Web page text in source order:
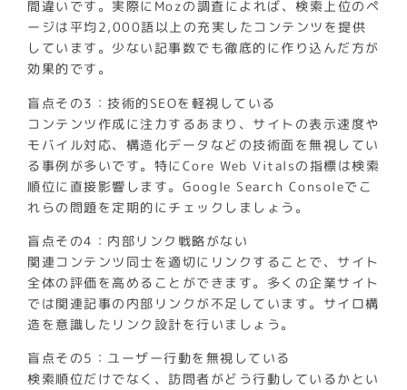
間違いです。実際にMozの調査によれば、検索上位のペ
ージは平均2,000語以上の充実したコンテンツを提供
しています。少ない記事数でも徹底的に作り込んだ方が
効果的です。
盲点その3：技術的SEOを軽視している
コンテンツ作成に注力するあまり、サイトの表示速度や
モバイル対応、構造化データなどの技術面を無視してい
る事例が多いです。特にCore Web Vitalsの指標は検索
順位に直接影響します。Google Search Consoleでこ
れらの問題を定期的にチェックしましょう。
盲点その4：内部リンク戦略がない
関連コンテンツ同士を適切にリンクすることで、サイト
全体の評価を高めることができます。多くの企業サイト
では関連記事の内部リンクが不足しています。サイロ構
造を意識したリンク設計を行いましょう。
盲点その5：ユーザー行動を無視している
検索順位だけでなく、訪問者がどう行動しているかとい